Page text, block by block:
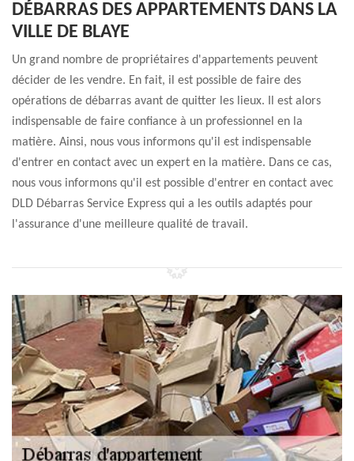
DÉBARRAS DES APPARTEMENTS DANS LA
VILLE DE BLAYE
Un grand nombre de propriétaires d'appartements peuvent
décider de les vendre. En fait, il est possible de faire des
opérations de débarras avant de quitter les lieux. Il est alors
indispensable de faire confiance à un professionnel en la
matière. Ainsi, nous vous informons qu'il est indispensable
d'entrer en contact avec un expert en la matière. Dans ce cas,
nous vous informons qu'il est possible d'entrer en contact avec
DLD Débarras Service Express qui a les outils adaptés pour
l'assurance d'une meilleure qualité de travail.